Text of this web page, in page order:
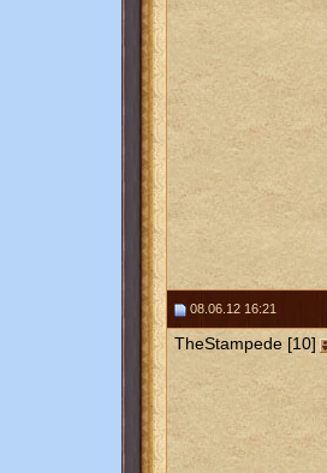
08.06.12 16:21
TheStampede [10]